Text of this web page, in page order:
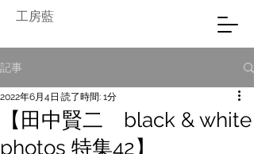
工房藍
記事
【田中賢二 black & white
photos 特集42】
2022年6月4日 読了時間: 1分